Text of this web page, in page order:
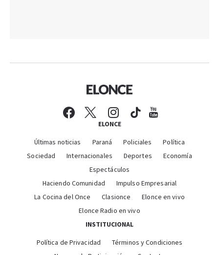
ELONCE
Últimas noticias Paraná Policiales
Política
Sociedad
Internacionales Deportes
Economía
Espectáculos
Haciendo Comunidad
Impulso Empresarial
La Cocina del Once
Clasionce
Elonce en vivo
Elonce Radio en vivo
INSTITUCIONAL
Política de Privacidad
Términos y Condiciones